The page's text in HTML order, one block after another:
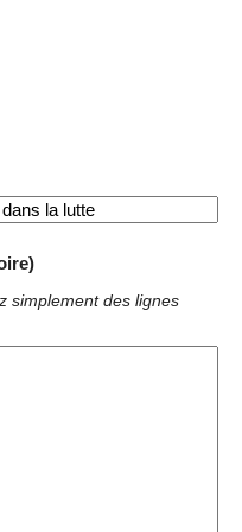
simplement des lignes